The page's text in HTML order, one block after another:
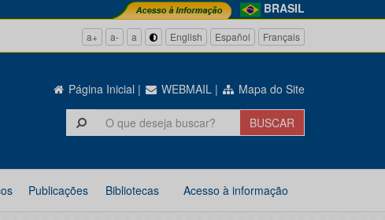
BRASIL
a+ a- a English Español Français
Página Inicial | WEBMAIL | Mapa do Site
Publicações Bibliotecas Acesso à informação